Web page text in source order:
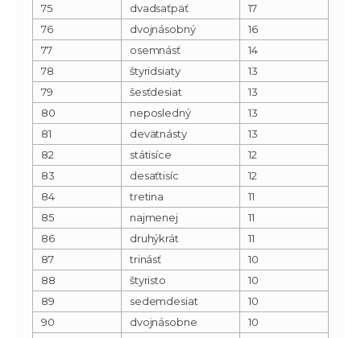
75
dvadsaťpäť
17
76
dvojnásobný
16
77
osemnásť
14
78
štyridsiaty
13
79
šesťdesiat
13
80
neposledný
13
81
devätnásty
13
82
státisíce
12
83
desaťtisíc
12
84
tretina
11
85
najmenej
11
86
druhýkrát
11
87
trinásť
10
88
štyristo
10
89
sedemdesiat
10
90
dvojnásobne
10